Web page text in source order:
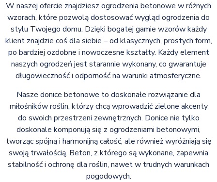
W naszej ofercie znajdziesz ogrodzenia betonowe w różnych
wzorach, które pozwolą dostosować wygląd ogrodzenia do
stylu Twojego domu. Dzięki bogatej gamie wzorów każdy
klient znajdzie coś dla siebie – od klasycznych, prostych form,
po bardziej ozdobne i nowoczesne kształty. Każdy element
naszych ogrodzeń jest starannie wykonany, co gwarantuje
długowieczność i odporność na warunki atmosferyczne.
Nasze donice betonowe to doskonałe rozwiązanie dla
miłośników roślin, którzy chcą wprowadzić zielone akcenty
do swoich przestrzeni zewnętrznych. Donice nie tylko
doskonale komponują się z ogrodzeniami betonowymi,
tworząc spójną i harmonijną całość, ale również wyróżniają się
swoją trwałością. Beton, z którego są wykonane, zapewnia
stabilność i ochronę dla roślin, nawet w trudnych warunkach
pogodowych.